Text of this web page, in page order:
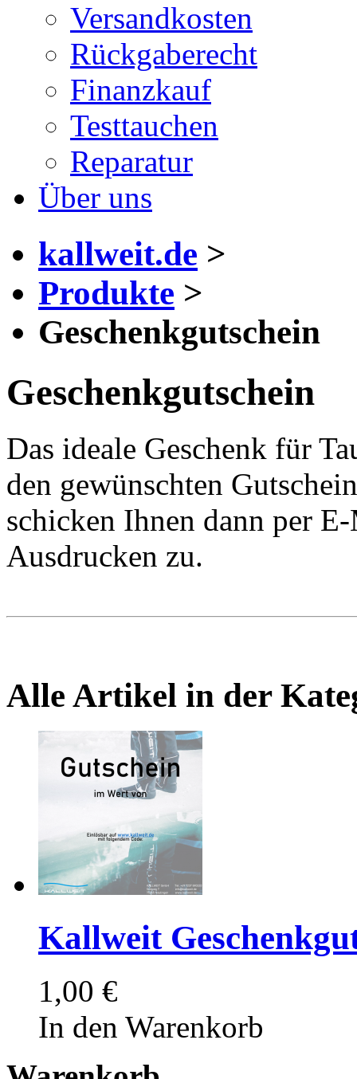
Versandkosten
Rückgaberecht
Finanzkauf
Testtauchen
Reparatur
Über uns
kallweit.de >
Produkte >
Geschenkgutschein
Geschenkgutschein
Das ideale Geschenk für
den gewünschten
schicken Ihnen dann per
Ausdrucken zu.
Alle Artikel in der
Kallweit
1,00 €
In den Warenkorb